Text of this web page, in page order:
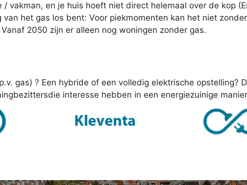
vakman, en je huis hoeft niet direct helemaal over de kop
het gas los bent: Voor piekmomenten kan het niet
2050 zijn er alleen nog woningen zonder gas.
gas) ? Een hybride of een volledig elektrische opstelling?
interesse hebben in een energiezuinige